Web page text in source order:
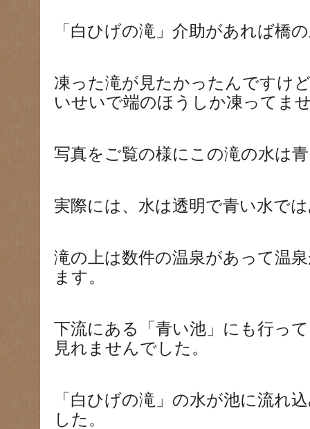
「白ひげの滝」介助があれば橋
凍った滝が見たかったんですけ
いせいで端のほうしか凍ってま
写真をご覧の様にこの滝の水は
実際には、水は透明で青い水で
滝の上は数件の温泉があって温
ます。
下流にある「青い池」にも行っ
見れませんでした。
「白ひげの滝」の水が池に流れ
した。